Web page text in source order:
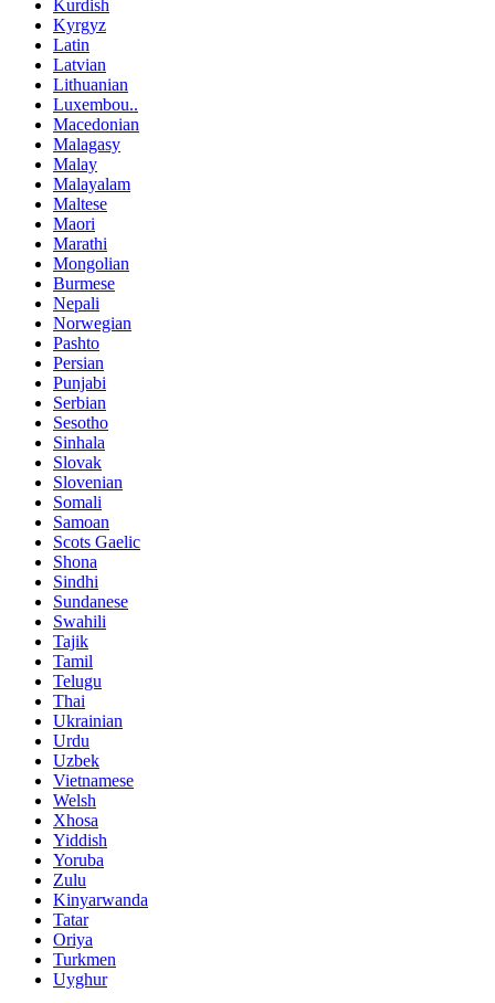
Kurdish
Kyrgyz
Latin
Latvian
Lithuanian
Luxembou..
Macedonian
Malagasy
Malay
Malayalam
Maltese
Maori
Marathi
Mongolian
Burmese
Nepali
Norwegian
Pashto
Persian
Punjabi
Serbian
Sesotho
Sinhala
Slovak
Slovenian
Somali
Samoan
Scots Gaelic
Shona
Sindhi
Sundanese
Swahili
Tajik
Tamil
Telugu
Thai
Ukrainian
Urdu
Uzbek
Vietnamese
Welsh
Xhosa
Yiddish
Yoruba
Zulu
Kinyarwanda
Tatar
Oriya
Turkmen
Uyghur